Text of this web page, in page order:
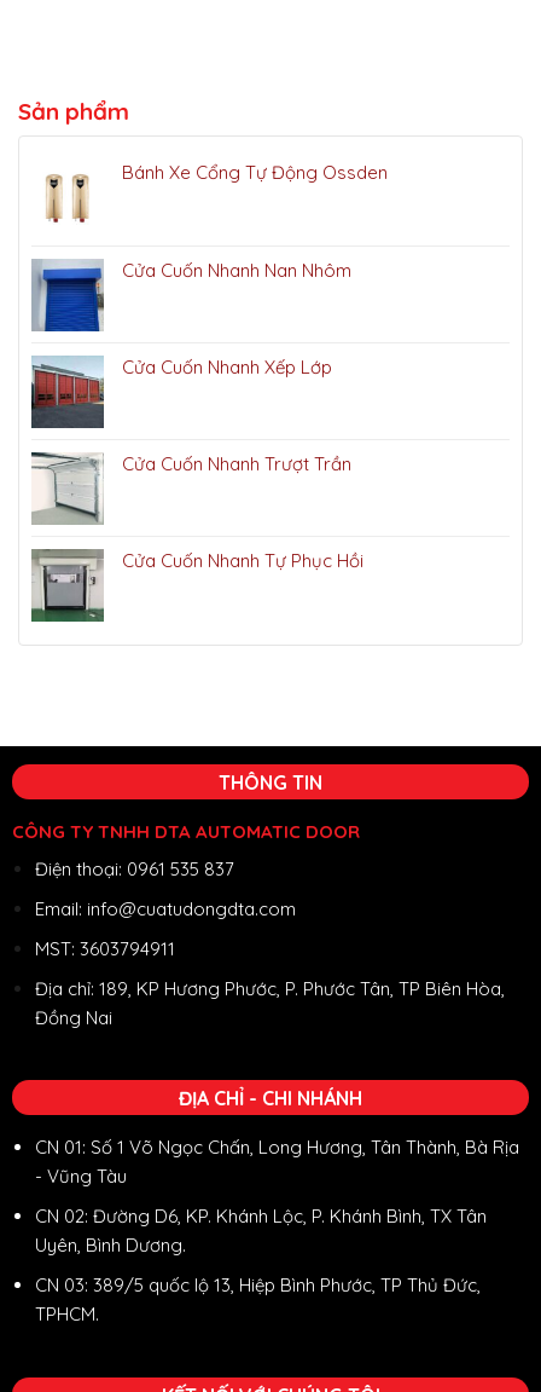
Sản phẩm
Bánh Xe Cổng Tự Động Ossden
Cửa Cuốn Nhanh Nan Nhôm
Cửa Cuốn Nhanh Xếp Lớp
Cửa Cuốn Nhanh Trượt Trần
Cửa Cuốn Nhanh Tự Phục Hồi
THÔNG TIN
CÔNG TY TNHH DTA AUTOMATIC DOOR
Điện thoại: 0961 535 837
Email: info@cuatudongdta.com
MST: 3603794911
Địa chỉ: 189, KP Hương Phước, P. Phước Tân, TP Biên Hòa,
Đồng Nai
ĐỊA CHỈ - CHI NHÁNH
CN 01: Số 1 Võ Ngọc Chấn, Long Hương, Tân Thành, Bà Rịa
- Vũng Tàu
CN 02: Đường D6, KP. Khánh Lộc, P. Khánh Bình, TX Tân
Uyên, Bình Dương.
CN 03: 389/5 quốc lộ 13, Hiệp Bình Phước, TP Thủ Đức,
TPHCM.